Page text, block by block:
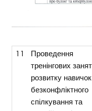
11
Проведення
тренінгових
розвитку навичок
безконфліктного
спілкування та